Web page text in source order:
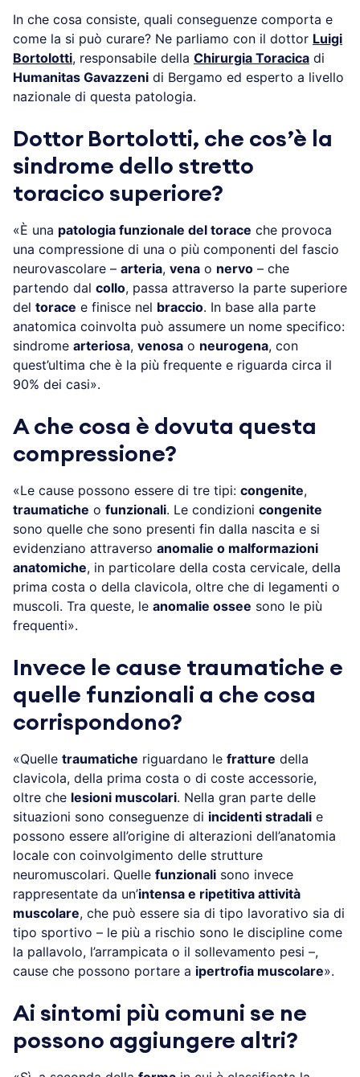
In che cosa consiste, quali conseguenze comporta e
come la si può curare? Ne parliamo con il dottor Luigi
Bortolotti, responsabile della Chirurgia Toracica di
Humanitas Gavazzeni di Bergamo ed esperto a livello
nazionale di questa patologia.
Dottor Bortolotti, che cos’è la
sindrome dello stretto
toracico superiore?
«È una patologia funzionale del torace che provoca
una compressione di una o più componenti del fascio
neurovascolare – arteria, vena o nervo – che
partendo dal collo, passa attraverso la parte superiore
del torace e finisce nel braccio. In base alla parte
anatomica coinvolta può assumere un nome specifico:
sindrome arteriosa, venosa o neurogena, con
quest’ultima che è la più frequente e riguarda circa il
90% dei casi».
A che cosa è dovuta questa
compressione?
«Le cause possono essere di tre tipi: congenite,
traumatiche o funzionali. Le condizioni congenite
sono quelle che sono presenti fin dalla nascita e si
evidenziano attraverso anomalie o malformazioni
anatomiche, in particolare della costa cervicale, della
prima costa o della clavicola, oltre che di legamenti o
muscoli. Tra queste, le anomalie ossee sono le più
frequenti».
Invece le cause traumatiche e
quelle funzionali a che cosa
corrispondono?
«Quelle traumatiche riguardano le fratture della
clavicola, della prima costa o di coste accessorie,
oltre che lesioni muscolari. Nella gran parte delle
situazioni sono conseguenze di incidenti stradali e
possono essere all’origine di alterazioni dell’anatomia
locale con coinvolgimento delle strutture
neuromuscolari. Quelle funzionali sono invece
rappresentate da un’intensa e ripetitiva attività
muscolare, che può essere sia di tipo lavorativo sia di
tipo sportivo – le più a rischio sono le discipline come
la pallavolo, l’arrampicata o il sollevamento pesi –,
cause che possono portare a ipertrofia muscolare».
Ai sintomi più comuni se ne
possono aggiungere altri?